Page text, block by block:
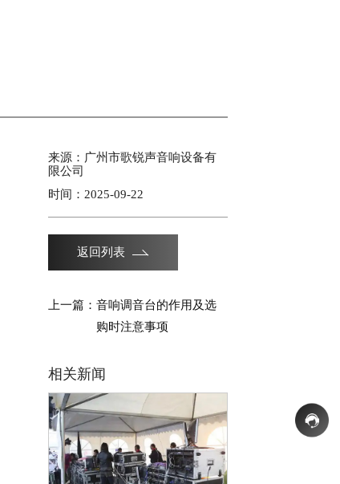
来源：广州市歌锐声音响设备有
限公司
时间：2025-09-22
返回列表
上一篇： 音响调音台的作用及选
购时注意事项
相关新闻